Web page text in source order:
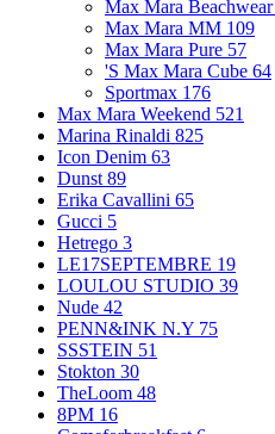
Max Mara Beachwear
Max Mara MM 109
Max Mara Pure 57
'S Max Mara Cube 64
Sportmax 176
Max Mara Weekend 521
Marina Rinaldi 825
Icon Denim 63
Dunst 89
Erika Cavallini 65
Gucci 5
Hetrego 3
LE17SEPTEMBRE 19
LOULOU STUDIO 39
Nude 42
PENN&INK N.Y 75
SSSTEIN 51
Stokton 30
TheLoom 48
8PM 16